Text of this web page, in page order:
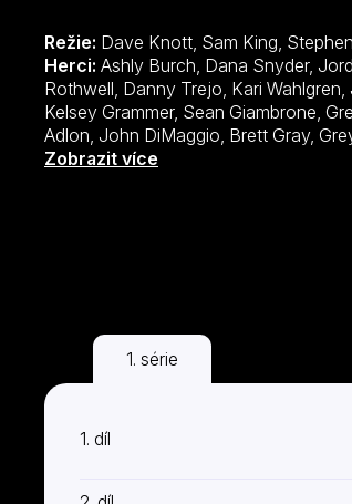
Režie: Dave Knott, Sam King,
Herci:
Zobrazit více
1. série
1. díl